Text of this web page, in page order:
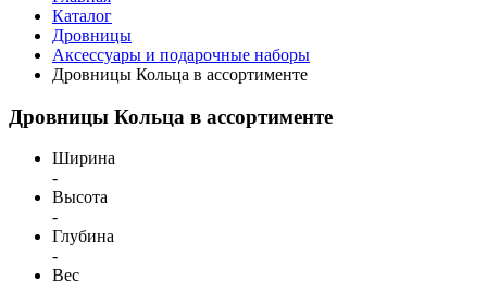
Каталог
Дровницы
Аксессуары и подарочные наборы
Дровницы Кольца в ассортименте
Дровницы Кольца в ассортименте
Ширина
-
Высота
-
Глубина
-
Вес